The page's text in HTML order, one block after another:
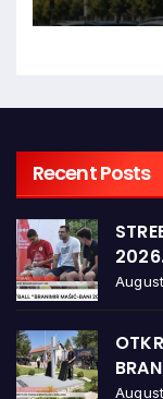
Recent Posts